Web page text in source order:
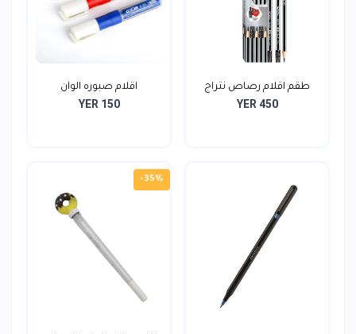
طقم اقلام رصاص نتراج
هن...
YER 450
اقلام صبوره الوان
YER 150
-35%